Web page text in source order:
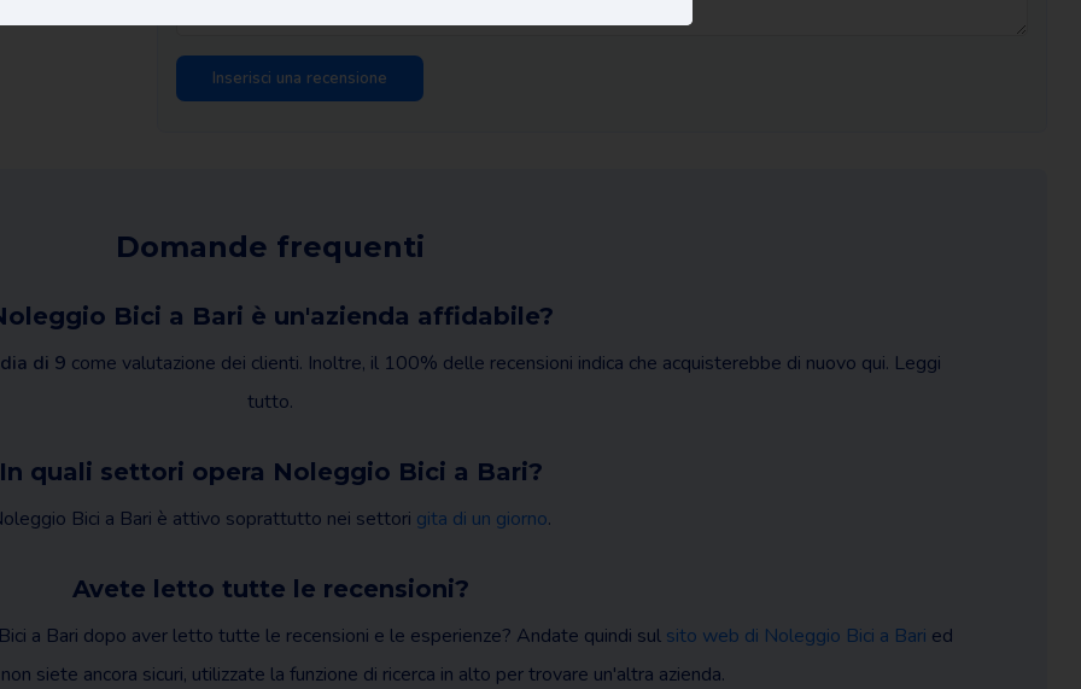
Domande frequenti
Bici a Bari è un'azienda affidabile?
di 9 come valutazione dei clienti. Inoltre, il 100% delle recensioni indica che acquisterebbe di nuovo qui. Leggi
tutto.
quali settori opera Noleggio Bici a Bari?
Bici a Bari è attivo soprattutto nei settori gita di un giorno.
Avete letto tutte le recensioni?
a Bari dopo aver letto tutte le recensioni e le esperienze? Andate quindi sul sito web di Noleggio Bici a Bari ed
siete ancora sicuri, utilizzate la funzione di ricerca in alto per trovare un'altra azienda.